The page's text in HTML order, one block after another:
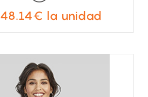
48.14€ la unidad